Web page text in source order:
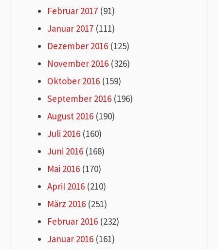
Februar 2017 (91)
Januar 2017 (111)
Dezember 2016 (125)
November 2016 (326)
Oktober 2016 (159)
September 2016 (196)
August 2016 (190)
Juli 2016 (160)
Juni 2016 (168)
Mai 2016 (170)
April 2016 (210)
März 2016 (251)
Februar 2016 (232)
Januar 2016 (161)